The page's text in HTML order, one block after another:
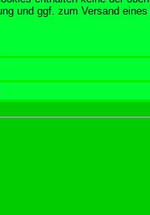
und ggf. zum Versand